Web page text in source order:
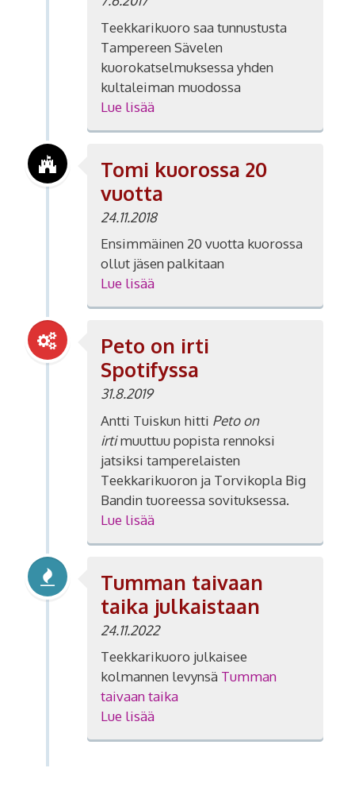
Teekkarikuoro saa tunnustusta
Tampereen Sävelen
kuorokatselmuksessa yhden
kultaleiman muodossa
Lue lisää
Tomi kuorossa 20
vuotta
24.11.2018
Ensimmäinen 20 vuotta kuorossa
ollut jäsen palkitaan
Lue lisää
Peto on irti
Spotifyssa
31.8.2019
Antti Tuiskun hitti Peto on
irtimuuttuu popista rennoksi
jatsiksi tamperelaisten
Teekkarikuoron ja Torvikopla Big
Bandin tuoreessa sovituksessa.
Lue lisää
Tumman taivaan
taika julkaistaan
24.11.2022
Teekkarikuoro julkaisee
kolmannen levynsä Tumman
taivaan taika
Lue lisää